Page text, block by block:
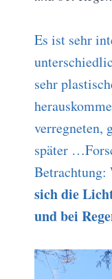
Es ist sehr
sehr
verregneten,
später
Betrachtung:
sich die
und bei